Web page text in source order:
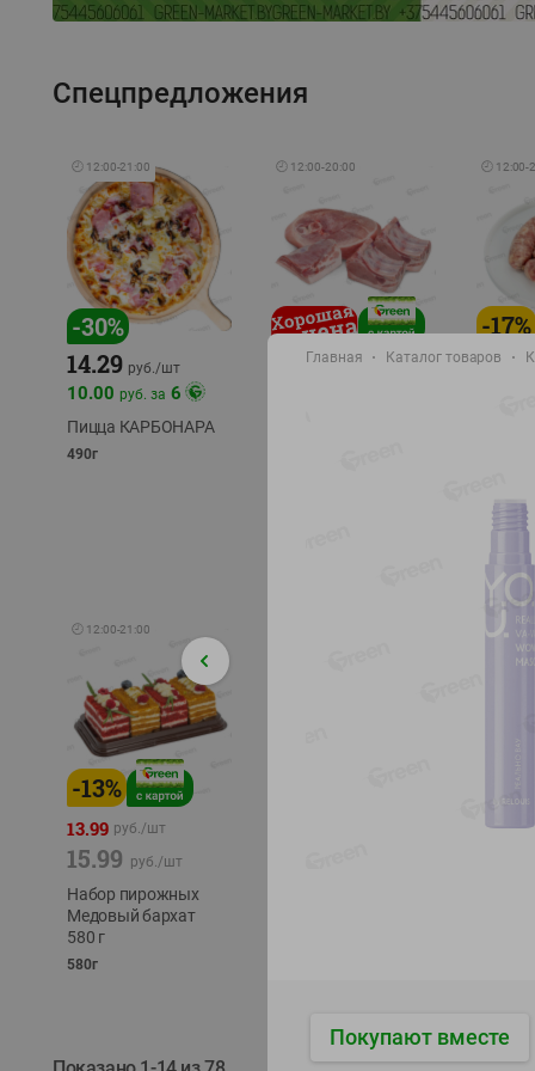
Спецпредложения
🕘 12:00-21:00
-30%
14.29 руб./шт
10.00 руб. за 6
Пицца КАРБОНАРА
490г
🕘 12:00-20:00
10.49 руб./кг
🕘 12:00-
-17%
9.99
🕘 12:00-21:00
-13%
13.99 руб./шт
15.99 руб./шт
Набор пирожных
Медовый бархат
580 г
580г
24%
4.99
Главная Каталог товаров
Покупают вместе